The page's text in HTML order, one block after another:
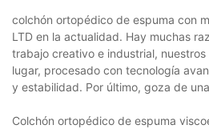
colchón ortopédico de espuma con
LTD en la actualidad. Hay muchas
trabajo creativo e industrial,
lugar, procesado con tecnología
y estabilidad. Por último, goza de
Colchón ortopédico de espuma